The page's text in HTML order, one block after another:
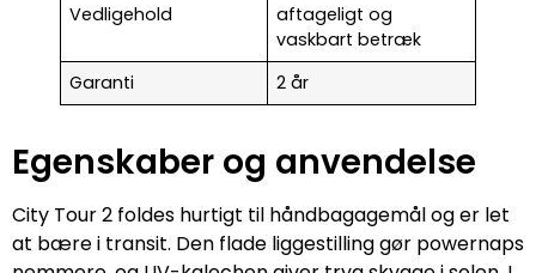
Vedligehold
aftageligt og
vaskbart betræk
Garanti
2 år
Egenskaber og anvendelse
City Tour 2 foldes hurtigt til håndbagagemål og er let
at bære i transit. Den flade liggestilling gør powernaps